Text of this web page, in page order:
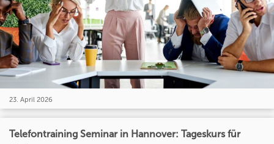
23. April 2026
Telefontraining Seminar in Hannover: Tageskurs für